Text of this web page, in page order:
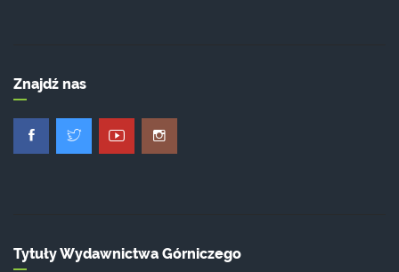
Znajdź nas
Tytuły Wydawnictwa Górniczego